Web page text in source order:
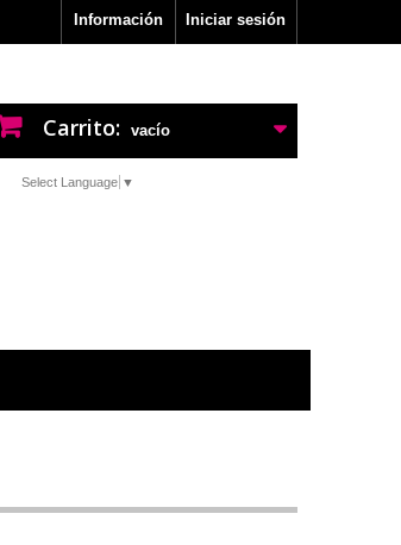
Iniciar sesión
Información
Carrito: vacío
Select Language ▼